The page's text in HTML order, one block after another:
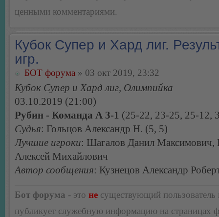
ценными комментариями.
Кубок Супер и Хард лиг.
игр.
БОТ форума » 03 окт 2019, 23:32
Кубок Супер и Хард лиг, Олимпийка
03.10.2019 (21:00)
Рубин - Команда А 3-1 (25-22, 23-25, 25-12,
Судья: Гольцов Александр Н. (5, 5)
Лучшие игроки: Шагалов Данил Максимович,
Алексей Михайлович
Автор сообщения: Кузнецов Александр
Бот форума - это не существующий пользователь
публикует служебную информацию на страницах